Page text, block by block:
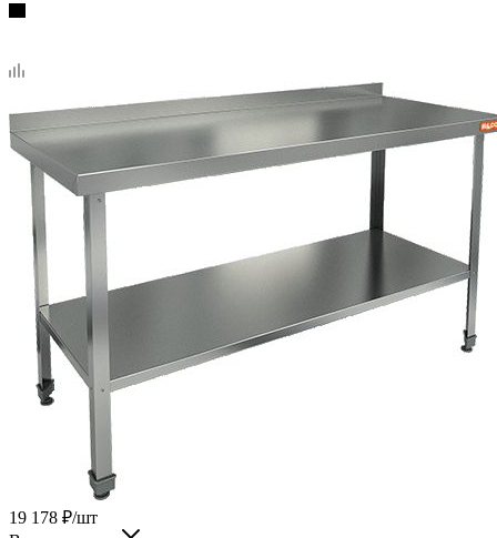
19 178 ₽/шт